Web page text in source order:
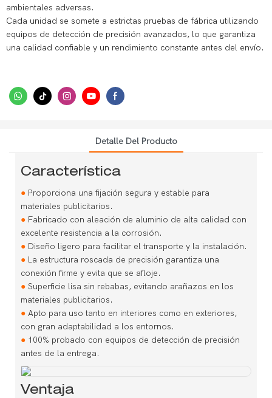
ambientales adversas.
Cada unidad se somete a estrictas pruebas de fábrica utilizando
equipos de detección de precisión avanzados, lo que garantiza
una calidad confiable y un rendimiento constante antes del envío.
Detalle Del Producto
Característica
●Proporciona una fijación segura y estable para
materiales publicitarios.
●Fabricado con aleación de aluminio de alta calidad con
excelente resistencia a la corrosión.
●Diseño ligero para facilitar el transporte y la instalación.
●La estructura roscada de precisión garantiza una
conexión firme y evita que se afloje.
●Superficie lisa sin rebabas, evitando arañazos en los
materiales publicitarios.
●Apto para uso tanto en interiores como en exteriores,
con gran adaptabilidad a los entornos.
●100% probado con equipos de detección de precisión
antes de la entrega.
Ventaja